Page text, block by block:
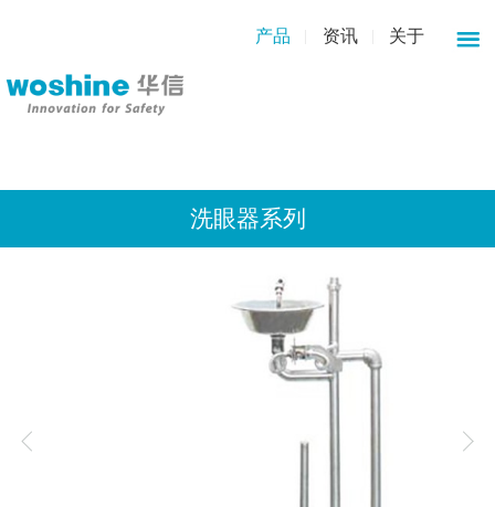
产品 资讯 关于
洗眼器系列